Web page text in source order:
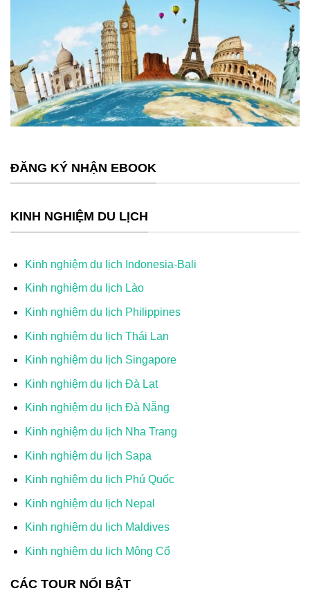
ĐĂNG KÝ NHẬN EBOOK
KINH NGHIỆM DU LỊCH
Kinh nghiệm du lịch Indonesia-Bali
Kinh nghiệm du lịch Lào
Kinh nghiệm du lịch Philippines
Kinh nghiệm du lịch Thái Lan
Kinh nghiệm du lịch Singapore
Kinh nghiệm du lịch Đà Lạt
Kinh nghiệm du lịch Đà Nẵng
Kinh nghiệm du lịch Nha Trang
Kinh nghiệm du lịch Sapa
Kinh nghiệm du lịch Phú Quốc
Kinh nghiệm du lịch Nepal
Kinh nghiệm du lịch Maldives
Kinh nghiệm du lịch Mông Cổ
CÁC TOUR NỔI BẬT